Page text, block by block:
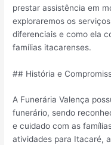
prestar assistência em
exploraremos os
diferenciais e como ela
famílias itacarenses.
## História e
A Funerária Valença
funerário, sendo
e cuidado com as
atividades para Itacaré,